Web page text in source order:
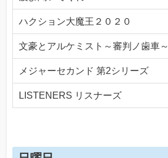
ハクション大魔王２０２０
文豪とアルケミスト～審判ノ歯車～
メジャーセカンド 第2シリーズ
LISTENERS リスナーズ